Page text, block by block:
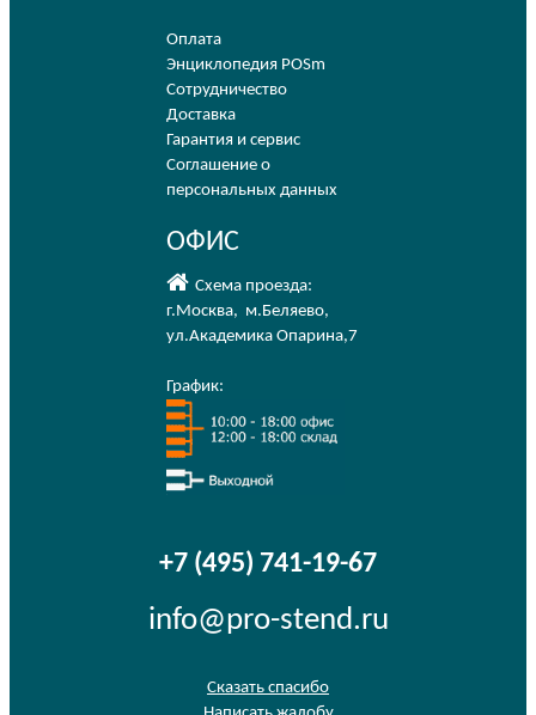
Оплата
Энциклопедия POSm
Сотрудничество
Доставка
Гарантия и сервис
Соглашение о
персональных данных
ОФИС
Схема проезда:
г.Москва, м.Беляево,
ул.Академика Опарина,7
График:
+7 (495) 741-19-67
info@pro-stend.ru
Сказать спасибо